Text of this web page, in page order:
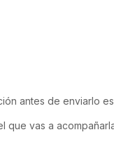
antes de enviarlo
vas a